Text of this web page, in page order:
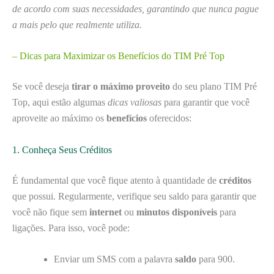
de acordo com suas necessidades, garantindo que nunca pague
a mais pelo que realmente utiliza.
– Dicas para Maximizar os Benefícios do TIM Pré Top
Se você deseja tirar o máximo proveito do seu plano TIM Pré
Top, aqui estão algumas dicas valiosas para garantir que você
aproveite ao máximo os benefícios oferecidos:
1. Conheça Seus Créditos
É fundamental que você fique atento à quantidade de créditos
que possui. Regularmente, verifique seu saldo para garantir que
você não fique sem internet ou minutos disponíveis para
ligações. Para isso, você pode:
Enviar um SMS com a palavra saldo para 900.